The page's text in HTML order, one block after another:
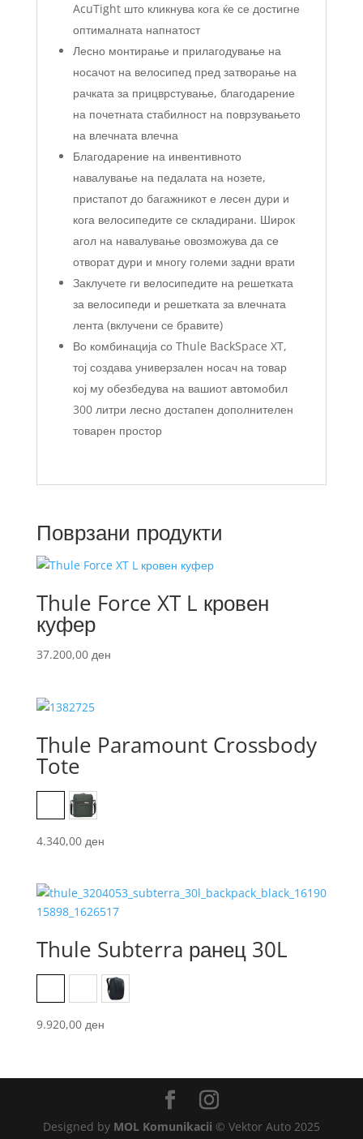
AcuTight што кликнува кога ќе се достигне
оптималната напнатост
Лесно монтирање и прилагодување на
носачот на велосипед пред затворање на
рачката за прицврстување, благодарение
на почетната стабилност на поврзувањето
на влечната влечна
Благодарение на инвентивното
навалување на педалата на нозете,
пристапот до багажникот е лесен дури и
кога велосипедите се складирани. Широк
агол на навалување овозможува да се
отворат дури и многу големи задни врати
Заклучете ги велосипедите на решетката
за велосипеди и решетката за влечната
лента (вклучени се бравите)
Во комбинација со Thule BackSpace XT,
тој создава универзален носач на товар
кој му обезбедува на вашиот автомобил
300 литри лесно достапен дополнителен
товарен простор
Поврзани продукти
Thule Force XT L кровен
куфер
37.200,00 ден
Thule Paramount Crossbody
Tote
Black Green
4.340,00 ден
Thule Subterra ранец 30L
Dark forest green
Mineral blue
9.920,00 ден
Designed by MOL Komunikacii © Vektor Auto 2025